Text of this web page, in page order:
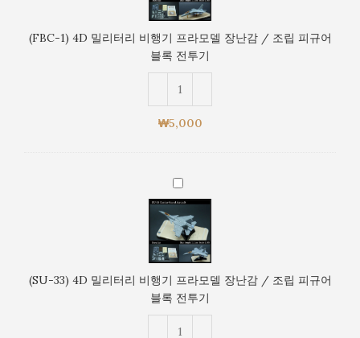
난
감
/
조
립
피
규
어
전
투
기
리
리
비
프
라
장
난
감
/
조
립
피
어
(FBC-1) 4D 밀리터리 비행기 프라모델 장난감 / 조립 피규어
블록 전투기
₩5,000
(SU-
33)
4D
밀
리
리
비
(SU-33) 4D 밀리터리 비행기 프라모델 장난감 / 조립 피규어
블록 전투기